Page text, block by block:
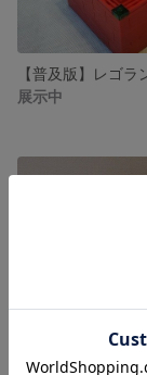
展示中